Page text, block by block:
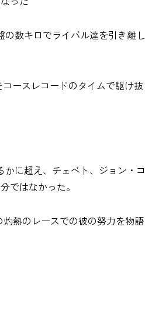
数キロでライバル達を引き離し
ースレコードのタイムで駆け抜
に超え、チェベト、ジョン・コ
ではなかった。
熱のレースでの彼の努力を物語